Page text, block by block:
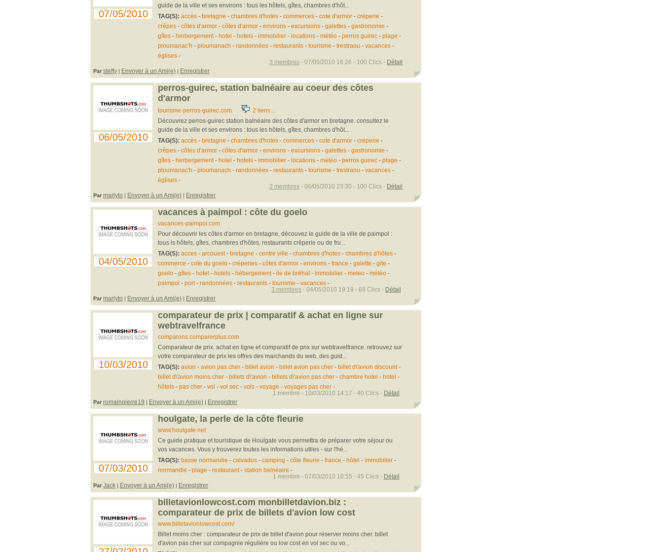
07/05/2010
guide de la ville et ses environs : tous les hôtels, gîtes, chambres d'hôt...
TAG(S): accès- bretagne - chambres d'hotes- commerces- cote d'armor- créperie -
crêpes- côtes d'armor- côtes d'armor- environs- excursions- galettes- gastronomie -
gîtes- herbergement- hotel - hotels- immobilier- locations- météo- perros guirec- plage -
ploumanac'h - ploumanach - randonnées- restaurants- tourisme - trestraou - vacances-
églises-
Par steffy | Envoyer à un Ami(e) | Enregistrer
3 membres - 07/05/2010 16:26 - 100 Clics - Détail
06/05/2010
perros-guirec, station balnéaire au coeur des côtes
d'armor
tourisme-perros-guirec.com 2 liens...
Découvrez perros-guirec station balnéaire des côtes d'armor en bretagne. consultez le
guide de la ville et ses environs : tous les hôtels, gîtes, chambres d'hôt...
TAG(S): accès- bretagne - chambres d'hotes- commerces- cote d'armor- créperie -
crêpes- côtes d'armor- côtes d'armor- environs- excursions- galettes- gastronomie -
gîtes- herbergement- hotel - hotels- immobilier- locations- météo- perros guirec- plage -
ploumanac'h - ploumanach - randonnées- restaurants- tourisme - trestraou - vacances-
églises-
Par marlyto | Envoyer à un Ami(e) | Enregistrer
3 membres - 06/05/2010 23:30 - 100 Clics - Détail
04/05/2010
vacances à paimpol : côte du goelo
vacances-paimpol.com
Pour découvrir les côtes d'armor en bretagne, découvez le guide de la ville de paimpol :
tous ls hôtels, gîtes, chambres d'hôtes, restaurants crêperie ou de fru...
TAG(S): acces- arcouest- bretagne - centre ville - chambres d'hotes- chambres d'hôtes-
commerce - cote du goelo- créperies- côtes d'armor- environs- france - galette - gite -
goelo- gîtes- hotel - hotels- hébergement- ile de bréhat- immobilier- meteo- météo-
paimpol - port- randonnées- restaurants- tourisme - vacances-
Par marlyto | Envoyer à un Ami(e) | Enregistrer
3 membres- 04/05/2010 19:19 - 68 Clics - Détail
10/03/2010
comparateur de prix | comparatif & achat en ligne sur
webtravelfrance
comparons.comparerplus.com
Comparateur de prix. achat en ligne et comparatif de prix sur webtravelfrance. retrouvez sur
votre comparateur de prix les offres des marchands du web, des guid...
TAG(S): avion - avion pas cher- billet avion - billet avion pas cher- billet d\'avion discount-
billet d\'avion moins cher- billets d\'avion - billets d\'avion pas cher- chambre hotel - hotel -
hôtels- pas cher- vol - vol sec- vols- voyage - voyages pas cher-
Par romainpierre19 | Envoyer à un Ami(e) | Enregistrer
1 membre - 10/03/2010 14:17 - 40 Clics - Détail
07/03/2010
houlgate, la perle de la côte fleurie
www.houlgate.net
Ce guide pratique et touristique de Houlgate vous permettra de préparer votre séjour ou
vos vacances. Vous y trouverez toutes les informations utiles - sur l'hé...
TAG(S): basse normandie - calvados- camping - côte fleurie - france - hôtel - immobilier-
normandie - plage - restaurant- station balnéaire -
Par Jack | Envoyer à un Ami(e) | Enregistrer
1 membre - 07/03/2010 10:55 - 45 Clics - Détail
billetavionlowcost.com monbilletdavion.biz :
comparateur de prix de billets d'avion low cost
www.billetavionlowcost.com/
Billet moins cher : comparateur de prix de billet d'avion pour réserver moins cher. billet
d'avion pas cher sur compagnie régulière ou low cost en vol sec ou vo...